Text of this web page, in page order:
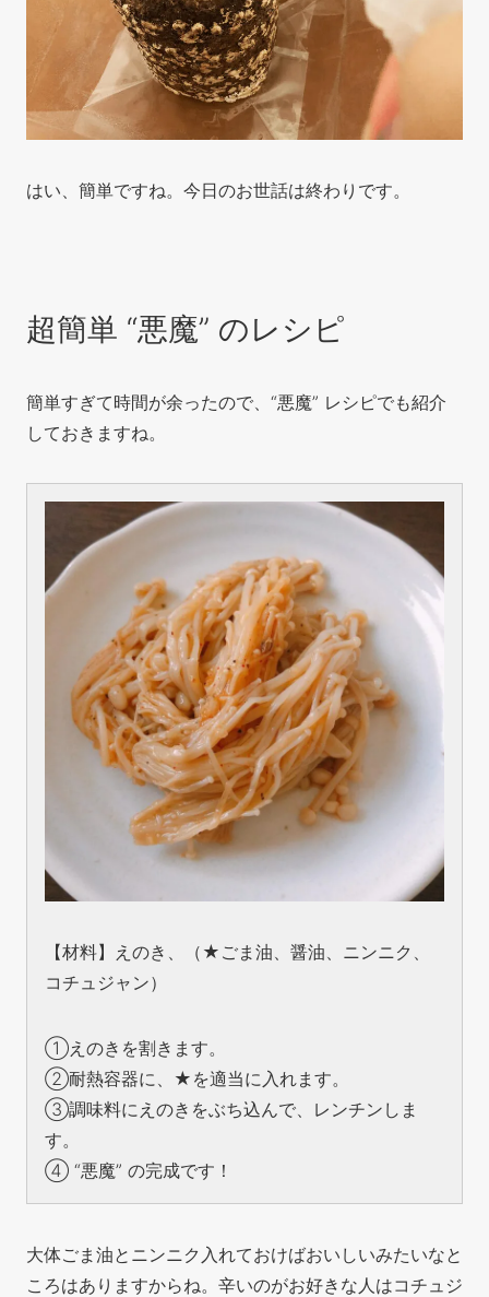
はい、簡単ですね。今日のお世話は終わりです。
超簡単 “悪魔” のレシピ
簡単すぎて時間が余ったので、“悪魔” レシピでも紹介
しておきますね。
【材料】えのき、（★ごま油、醤油、ニンニク、
コチュジャン）
①えのきを割きます。
②耐熱容器に、★を適当に入れます。
③調味料にえのきをぶち込んで、レンチンしま
す。
④ “悪魔” の完成です！
大体ごま油とニンニク入れておけばおいしいみたいなと
ころはありますからね。辛いのがお好きな人はコチュジ